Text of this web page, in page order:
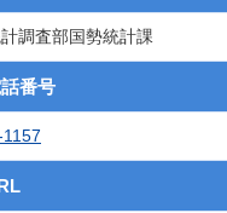
調査部国勢統計課
番号